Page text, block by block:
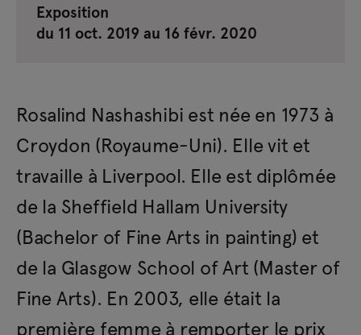
Exposition
du 11 oct. 2019 au 16 févr. 2020
Rosalind Nashashibi est née en 1973 à
Croydon (Royaume-Uni). Elle vit et
travaille à Liverpool. Elle est diplômée
de la Sheffield Hallam University
(Bachelor of Fine Arts in painting) et
de la Glasgow School of Art (Master of
Fine Arts). En 2003, elle était la
première femme à remporter le prix